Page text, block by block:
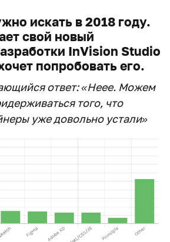
искать в 2018 году.
свой новый
InVision Studio
попробовать его.
ответ: «Неее. Можем
того, что
уже довольно устали»